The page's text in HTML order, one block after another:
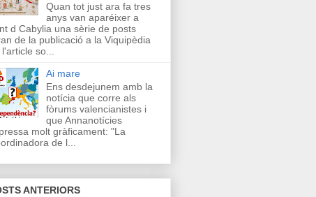
Quan tot just ara fa tres
anys van aparéixer a
d Cabylia una sèrie de posts
de la publicació a la Viquipèdia
so...
Ai mare
Ens desdejunem amb la
notícia que corre als
fòrums valencianistes i
que Annanotícies
molt gràficament: "La
de l...
ANTERIORS